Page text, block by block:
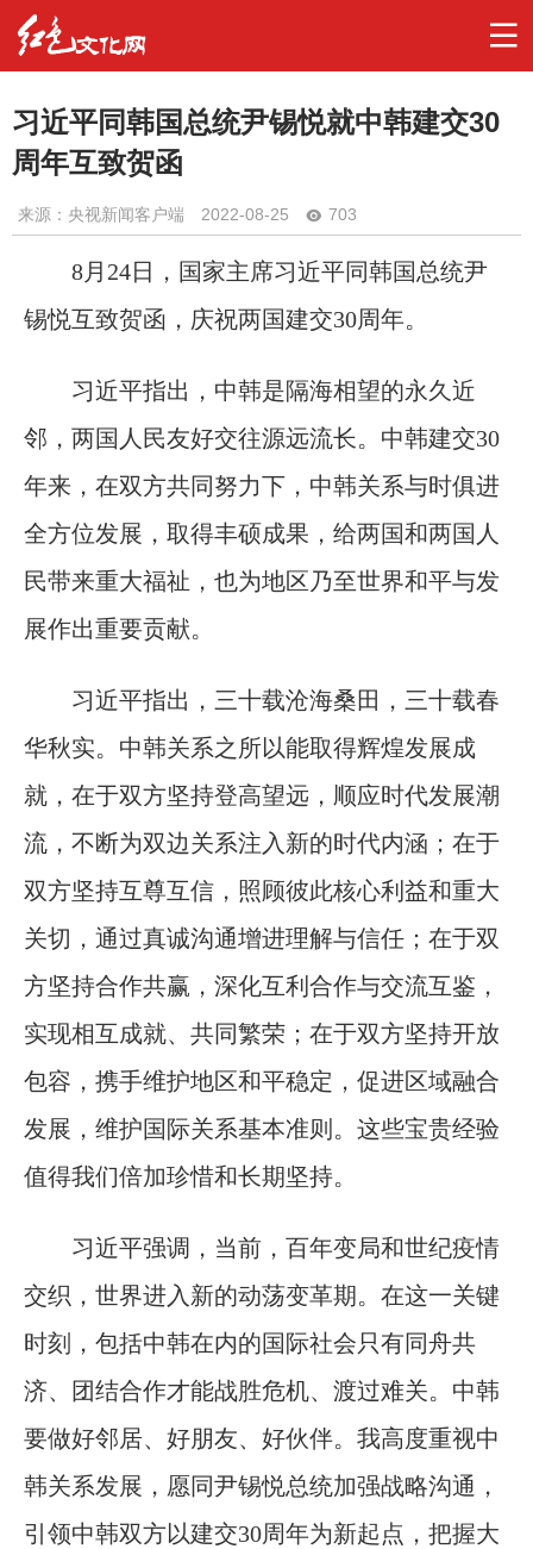
习近平同韩国总统尹锡悦就中韩建交30
周年互致贺函
来源：央视新闻客户端 2022-08-25 703
8月24日，国家主席习近平同韩国总统尹
锡悦互致贺函，庆祝两国建交30周年。
习近平指出，中韩是隔海相望的永久近
邻，两国人民友好交往源远流长。中韩建交30
年来，在双方共同努力下，中韩关系与时俱进
全方位发展，取得丰硕成果，给两国和两国人
民带来重大福祉，也为地区乃至世界和平与发
展作出重要贡献。
习近平指出，三十载沧海桑田，三十载春
华秋实。中韩关系之所以能取得辉煌发展成
就，在于双方坚持登高望远，顺应时代发展潮
流，不断为双边关系注入新的时代内涵；在于
双方坚持互尊互信，照顾彼此核心利益和重大
关切，通过真诚沟通增进理解与信任；在于双
方坚持合作共赢，深化互利合作与交流互鉴，
实现相互成就、共同繁荣；在于双方坚持开放
包容，携手维护地区和平稳定，促进区域融合
发展，维护国际关系基本准则。这些宝贵经验
值得我们倍加珍惜和长期坚持。
习近平强调，当前，百年变局和世纪疫情
交织，世界进入新的动荡变革期。在这一关键
时刻，包括中韩在内的国际社会只有同舟共
济、团结合作才能战胜危机、渡过难关。中韩
要做好邻居、好朋友、好伙伴。我高度重视中
韩关系发展，愿同尹锡悦总统加强战略沟通，
引领中韩双方以建交30周年为新起点，把握大